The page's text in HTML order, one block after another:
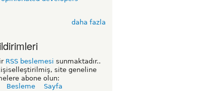
daha fazla
RSS beslemesi sunmaktadır..
site geneline
abone olun:
Besleme Sayfa